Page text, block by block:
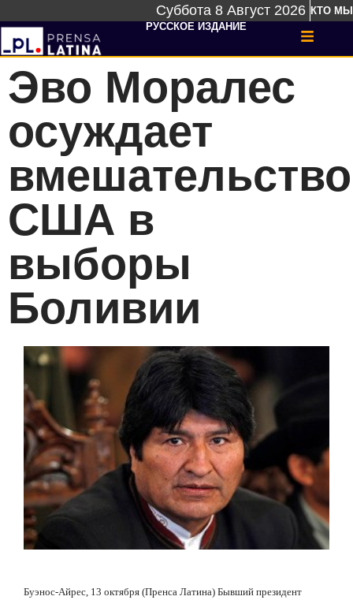
Суббота 8 Август 2026 КТО МЫ
РУССКОЕ ИЗДАНИЕ
Эво Моралес
осуждает
вмешательство
США в
выборы
Боливии
Буэнос-Айрес, 13 октября (Пренса Латина) Бывший президент